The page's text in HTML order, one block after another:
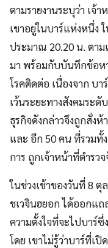
ตามรายงานระบุว่า เจ้
เขาอยู่ในบาร์แห่งหนึ่ง
ประมาณ 20.20 น. ตาม
มา พร้อมกับบันทึกข้อห
โรคติดต่อ เนื่องจาก บ
เว้นระยะทางสังคมระ
ธุรกิจดังกล่าวจึงถูกสั่งห้
และ อีก 50 คน ที่รวม
การ ถูกเจ้าหน้าที่ตำรว
ในช่วงเช้าของวันที่ 8 ตุ
ชเวจินฮยอก ได้ออกแ
ความตั้งใจที่จะไปบาร์
โดย เขาไม่รู้ว่าบาร์ที่เ